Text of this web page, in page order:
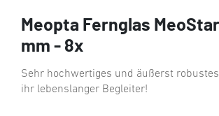
Meopta Fernglas MeoStar
mm - 8x
Sehr hochwertiges und äußerst
ihr lebenslanger Begleiter!